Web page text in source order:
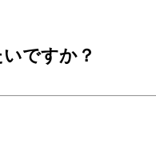
ですか？